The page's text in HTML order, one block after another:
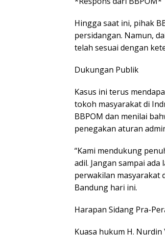
Hingga saat ini, pihak
persidangan. Namun,
telah sesuai dengan
Dukungan Publik
Kasus ini terus
tokoh masyarakat di
BBPOM dan menilai
penegakan aturan
“Kami mendukung
adil. Jangan sampai
perwakilan masyarakat
Bandung hari ini.
Harapan Sidang Pra-
Kuasa hukum H.